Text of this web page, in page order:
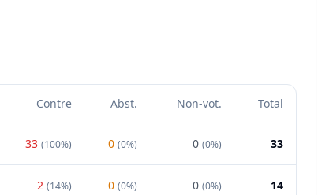
Contre Abst. Non-vot. Total
33 (100%) 0 (0%) 0 (0%) 33
2 (14%) 0 (0%) 0 (0%) 14